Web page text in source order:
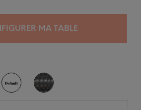
MA TABLE